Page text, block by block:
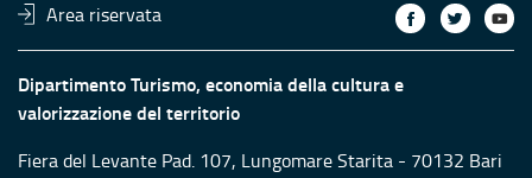
Area riservata
Dipartimento Turismo, economia della cultura e
valorizzazione del territorio
Fiera del Levante Pad. 107, Lungomare Starita - 70132 Bari